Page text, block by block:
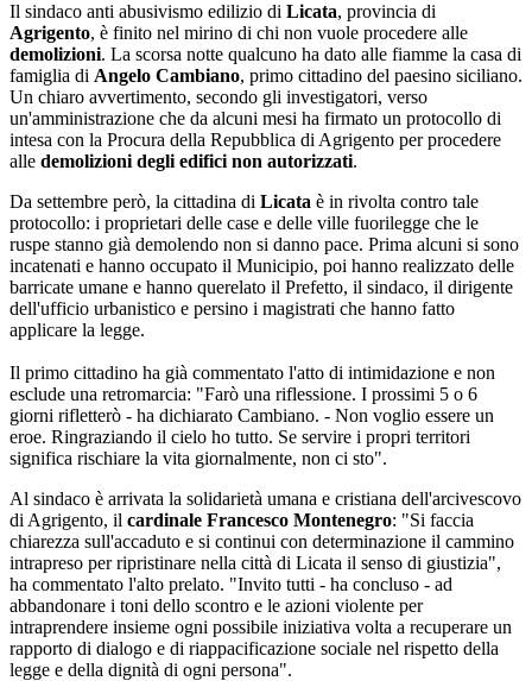
Il sindaco anti abusivismo edilizio di Licata, provincia di
Agrigento, è finito nel mirino di chi non vuole procedere alle
demolizioni. La scorsa notte qualcuno ha dato alle fiamme la casa di
famiglia di Angelo Cambiano, primo cittadino del paesino siciliano.
Un chiaro avvertimento, secondo gli investigatori, verso
un'amministrazione che da alcuni mesi ha firmato un protocollo di
intesa con la Procura della Repubblica di Agrigento per procedere
alle demolizioni degli edifici non autorizzati.
Da settembre però, la cittadina di Licata è in rivolta contro tale
protocollo: i proprietari delle case e delle ville fuorilegge che le
ruspe stanno già demolendo non si danno pace. Prima alcuni si sono
incatenati e hanno occupato il Municipio, poi hanno realizzato delle
barricate umane e hanno querelato il Prefetto, il sindaco, il dirigente
dell'ufficio urbanistico e persino i magistrati che hanno fatto
applicare la legge.
Il primo cittadino ha già commentato l'atto di intimidazione e non
esclude una retromarcia: "Farò una riflessione. I prossimi 5 o 6
giorni rifletterò - ha dichiarato Cambiano. - Non voglio essere un
eroe. Ringraziando il cielo ho tutto. Se servire i propri territori
significa rischiare la vita giornalmente, non ci sto".
Al sindaco è arrivata la solidarietà umana e cristiana dell'arcivescovo
di Agrigento, il cardinale Francesco Montenegro: "Si faccia
chiarezza sull'accaduto e si continui con determinazione il cammino
intrapreso per ripristinare nella città di Licata il senso di giustizia",
ha commentato l'alto prelato. "Invito tutti - ha concluso - ad
abbandonare i toni dello scontro e le azioni violente per
intraprendere insieme ogni possibile iniziativa volta a recuperare un
rapporto di dialogo e di riappacificazione sociale nel rispetto della
legge e della dignità di ogni persona".